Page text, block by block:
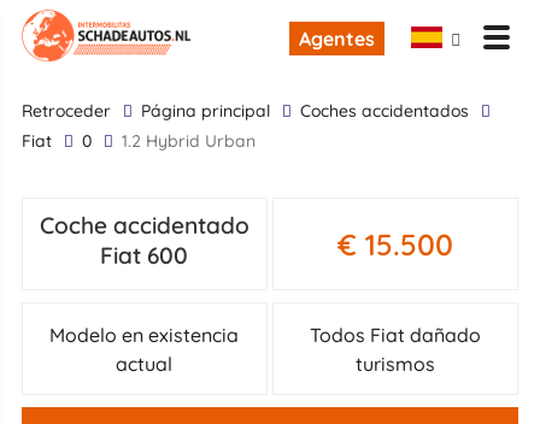
Agentes
retroceder Página principal
Coches accidentados
Fiat
0 1.2 Hybrid Urban
Coche accidentado
Fiat 600
€ 15.500
Modelo en existencia
actual
Todos Fiat dañado
turismos